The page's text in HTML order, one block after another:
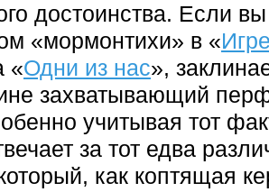
достоинства. Если
«мормонтихи» в «
«Одни из нас»,
захватывающий
учитывая тот
за тот едва
как коптящая